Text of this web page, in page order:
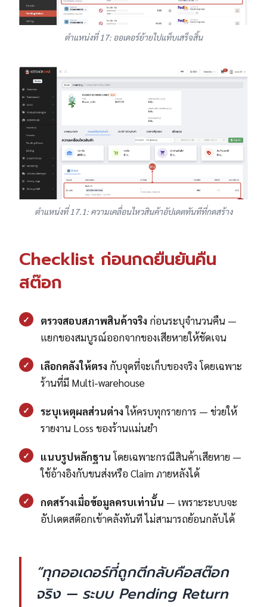
ตำแหน่งที่ 17: ออเดอร์ย้ายไปแท็บเสร็จสิ้น
ตำแหน่งที่ 17.1: ความเคลื่อนไหวสินค้าอัปเดตทันทีที่กดสร้าง
Checklist ก่อนกดยืนยันคืน
สต๊อก
✓ ตรวจสอบสภาพสินค้าจริง ก่อนระบุจำนวนคืน —
แยกของสมบูรณ์ออกจากของเสียหายให้ชัดเจน
✓ เลือกคลังให้ตรง กับจุดที่จะเก็บของจริง โดยเฉพาะ
ร้านที่มี Multi-warehouse
✓ ระบุเหตุผลส่วนต่างให้ครบทุกรายการ — ช่วยให้
รายงาน Loss ของร้านแม่นยำ
✓ แนบรูปหลักฐานโดยเฉพาะกรณีสินค้าเสียหาย —
ใช้อ้างอิงกับขนส่งหรือ Claim ภายหลังได้
✓ กดสร้างเมื่อข้อมูลครบเท่านั้น — เพราะระบบจะ
อัปเดตสต๊อกเข้าคลังทันที ไม่สามารถย้อนกลับได้
“ทุกออเดอร์ที่ถูกตีกลับคือสต๊อก
จริง — ระบบ Pending Return